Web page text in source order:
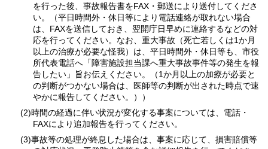
を行った後、事故報告書をFAX・郵送により送付してくださ
い。（平日時間外・休日等により電話連絡が取れない場合
は、FAXを送信しておき、翌開庁日早めに連絡するなどの対
応を行ってください。なお、重大事故（死亡若しくは1か月
以上の治療が必要な怪我）は、平日時間外・休日等も、市役
所代表電話へ「障害施設担当課へ重大事故事件等の発生を報
告したい」旨お伝えください。（1か月以上の加療が必要と
の判断がつかない場合は、医師等の判断が出された時点で速
やかに報告してください。））
(2)時間の経過に伴い状況が変化する事案については、電話・
FAXにより追加報告を行ってください。
(3)事故等の処理が終息した場合は、事案に応じて、損害賠償等